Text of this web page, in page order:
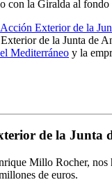
Exterior de la
de la Junta de
Mediterráneo y la
de la
Millo Rocher,
de euros.